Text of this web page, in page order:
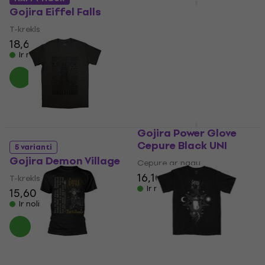
Gojira Eiffel Falls
T-krekls
18,60 €18,90 €
Ir noliktavā
5 varianti
Gojira Demon Village
T-krekls
15,60 €16,40 €
Ir noliktavā
Gojira Power Glove
Cepure Black UNI
Cepure ar nagu
16,10 €
Ir noliktavā